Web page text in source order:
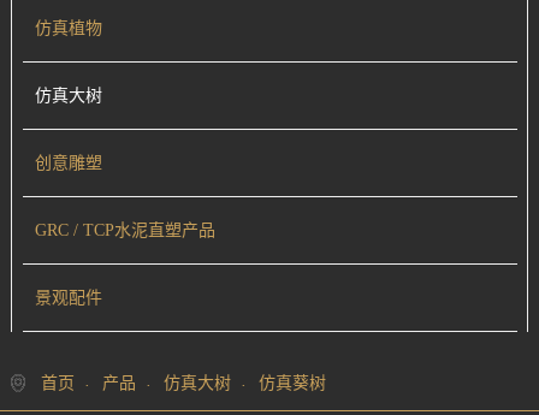
仿真植物
仿真大树
创意雕塑
GRC / TCP水泥直塑产品
景观配件
首页 产品 仿真大树 仿真葵树